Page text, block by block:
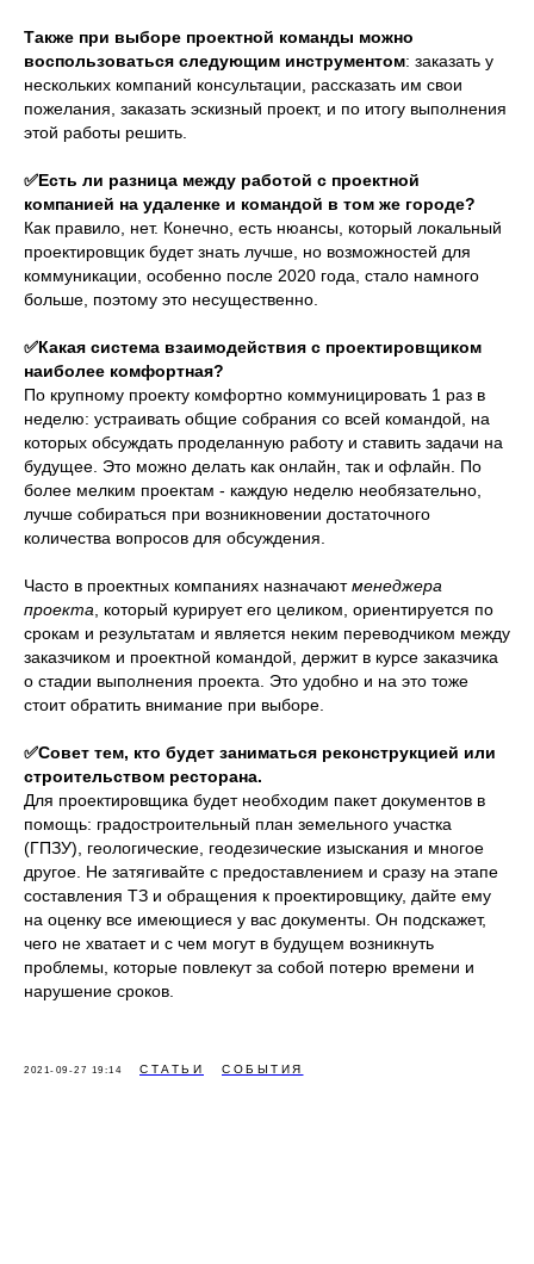
Также при выборе проектной команды можно
воспользоваться следующим инструментом: заказать у
нескольких компаний консультации, рассказать им свои
пожелания, заказать эскизный проект, и по итогу выполнения
этой работы решить.
✅Есть ли разница между работой с проектной
компанией на удаленке и командой в том же городе?
Как правило, нет. Конечно, есть нюансы, который локальный
проектировщик будет знать лучше, но возможностей для
коммуникации, особенно после 2020 года, стало намного
больше, поэтому это несущественно.
✅Какая система взаимодействия с проектировщиком
наиболее комфортная?
По крупному проекту комфортно коммуницировать 1 раз в
неделю: устраивать общие собрания со всей командой, на
которых обсуждать проделанную работу и ставить задачи на
будущее. Это можно делать как онлайн, так и офлайн. По
более мелким проектам - каждую неделю необязательно,
лучше собираться при возникновении достаточного
количества вопросов для обсуждения.
Часто в проектных компаниях назначаютменеджера
проекта , который курирует его целиком, ориентируется по
срокам и результатам и является неким переводчиком между
заказчиком и проектной командой, держит в курсе заказчика
о стадии выполнения проекта. Это удобно и на это тоже
стоит обратить внимание при выборе.
✅Совет тем, кто будет заниматься реконструкцией или
строительством ресторана.
Для проектировщика будет необходим пакет документов в
помощь: градостроительный план земельного участка
(ГПЗУ), геологические, геодезические изыскания и многое
другое. Не затягивайте с предоставлением и сразу на этапе
составления ТЗ и обращения к проектировщику, дайте ему
на оценку все имеющиеся у вас документы. Он подскажет,
чего не хватает и с чем могут в будущем возникнуть
проблемы, которые повлекут за собой потерю времени и
нарушение сроков.
2021-09-27 19:14 СТАТЬИ СОБЫТИЯ